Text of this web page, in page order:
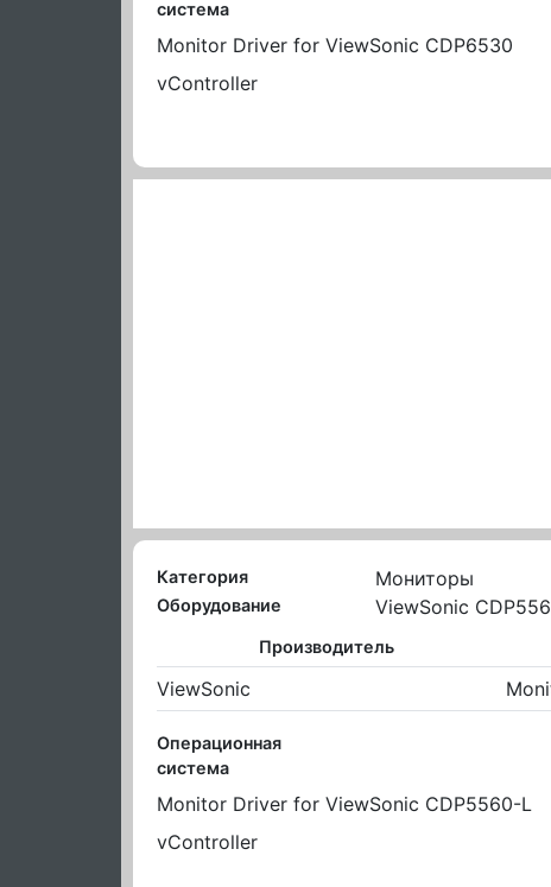
система
Monitor Driver for ViewSonic CDP6530
vController
Категория Мониторы
Оборудование ViewSonic
Производитель
ViewSonic
Операционная
система
Monitor Driver for ViewSonic CDP5560-L
vController